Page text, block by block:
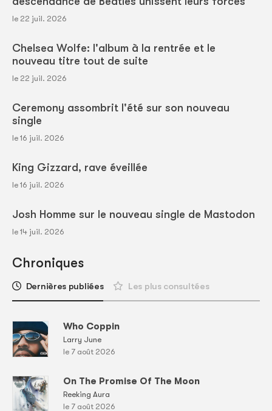
le 22 juil. 2026
Chelsea Wolfe: l'album à la rentrée et le
nouveau titre tout de suite
le 22 juil. 2026
Ceremony assombrit l'été sur son nouveau
single
le 16 juil. 2026
King Gizzard, rave éveillée
le 16 juil. 2026
Josh Homme sur le nouveau single de Mastodon
le 14 juil. 2026
Chroniques
Dernières publiées Les plus consultées
Who Coppin
Larry June
le 7 août 2026
On The Promise Of The Moon
Reeking Aura
le 7 août 2026